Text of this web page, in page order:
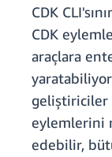
CDK
CDK
araçlara
geliştiriciler
eylemlerini
edebilir,